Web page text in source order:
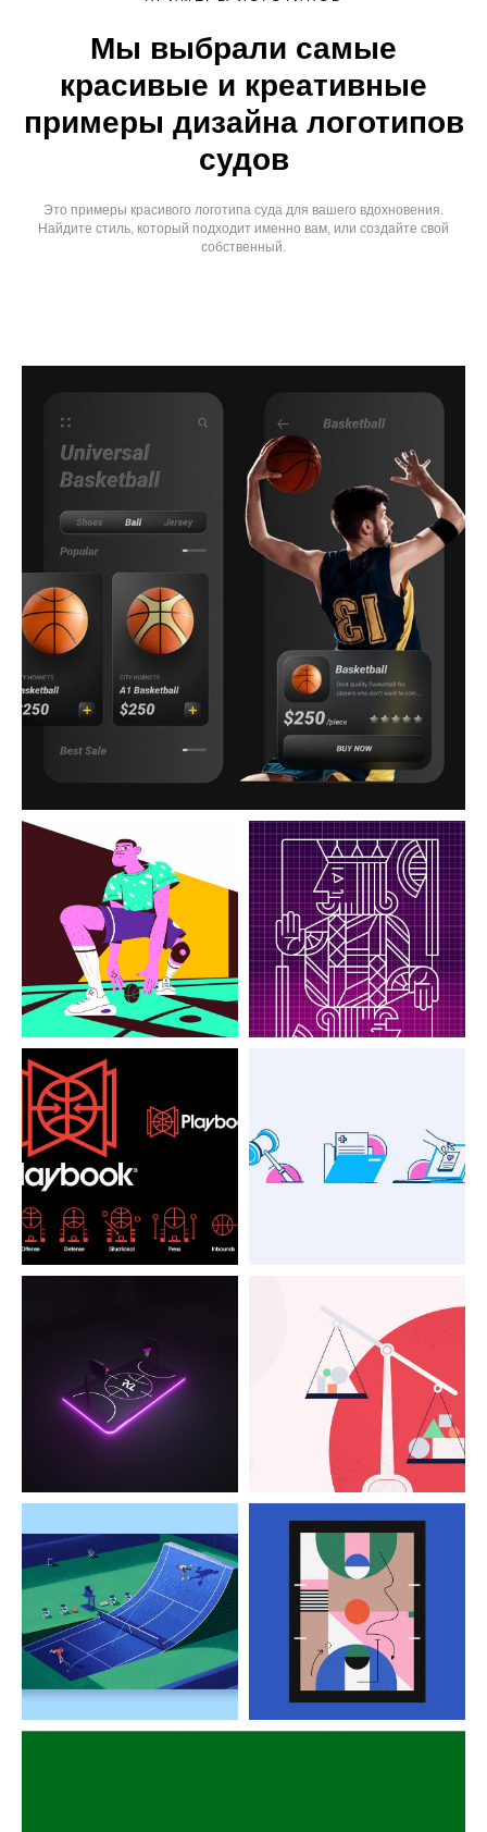
Мы выбрали самые
красивые и креативные
примеры дизайна логотипов
судов
Это примеры красивого логотипа суда для вашего вдохновения.
Найдите стиль, который подходит именно вам, или создайте свой
собственный.